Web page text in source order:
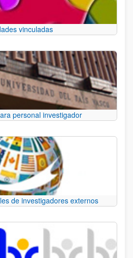
vinculadas
personal investigador
de investigadores externos